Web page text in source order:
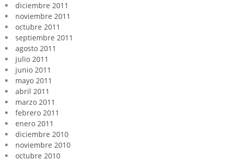
diciembre 2011
noviembre 2011
octubre 2011
septiembre 2011
agosto 2011
julio 2011
junio 2011
mayo 2011
abril 2011
marzo 2011
febrero 2011
enero 2011
diciembre 2010
noviembre 2010
octubre 2010